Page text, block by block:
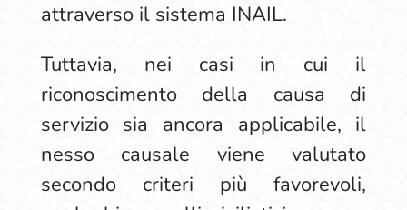
attraverso il sistema INAIL.
Tuttavia, nei casi in cui il
riconoscimento della causa di
servizio sia ancora applicabile, il
nesso causale viene valutato
secondo criteri più favorevoli,